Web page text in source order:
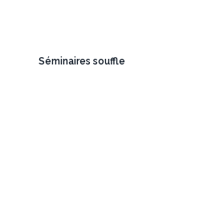
Séminaires souffle